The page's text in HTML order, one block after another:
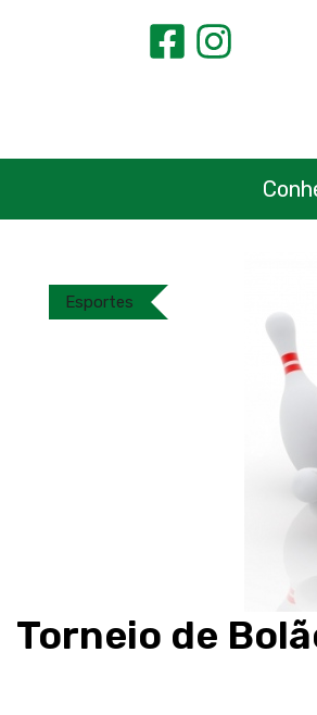
Esportes
Torneio de